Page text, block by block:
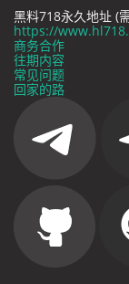
黑料718永久地址 (
https://
商务合作
往期内容
常见问题
回家的路